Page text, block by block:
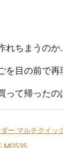
れちまうのか
を目の前で再
て帰ったの
ー マルチクイ